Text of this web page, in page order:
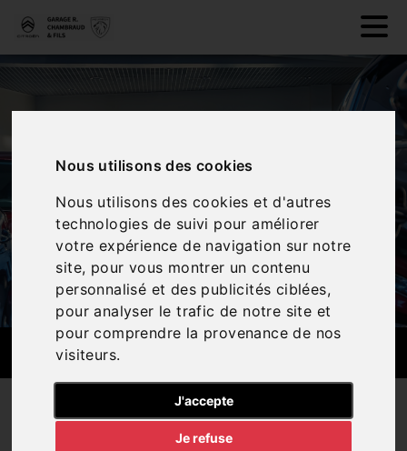
Nous utilisons des cookies
Nous utilisons des cookies et d'autres
technologies de suivi pour améliorer
votre expérience de navigation sur notre
site, pour vous montrer un contenu
personnalisé et des publicités ciblées,
pour analyser le trafic de notre site et
pour comprendre la provenance de nos
visiteurs.
J'accepte
Je refuse
RECHERCHE PERSONNALISÉE
Vous avez un projet d'achat mais vous ne
trouvez pas votre futur véhicule dans notre